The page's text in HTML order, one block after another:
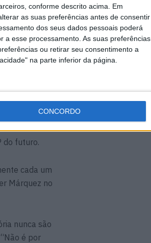
conforme descrito acima. Em
as suas preferências antes de consentir
dos seus dados pessoais poderá
a esse processamento. As suas preferências
ou retirar seu consentimento a
na parte inferior da página.
CONCORDO
do topo durante
faltam
do seu
rival direto.
do futuro.
cada um
Márquez no
nunca são
é por